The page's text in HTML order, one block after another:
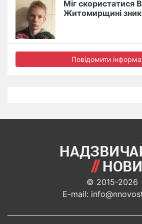
Міг скористатися
Житомирщині зник
Повідомити
© 2015-2026
E-mail: